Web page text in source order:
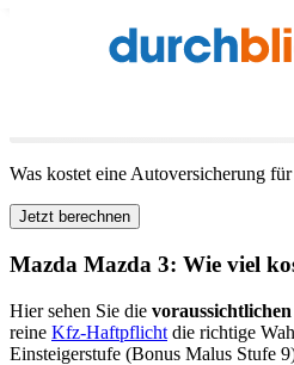
Autoversicherung
Was kostet eine Autoversicherung
Jetzt berechnen
Mazda Mazda 3: Wie viel
Hier sehen Sie die
reine Kfz-Haftpflicht die richtige
Einsteigerstufe (Bonus Malus Stufe